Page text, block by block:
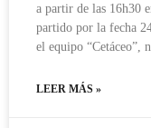
a partir de las 16h30
partido por la fecha
el equipo “Cetáceo”,
LEER MÁS »